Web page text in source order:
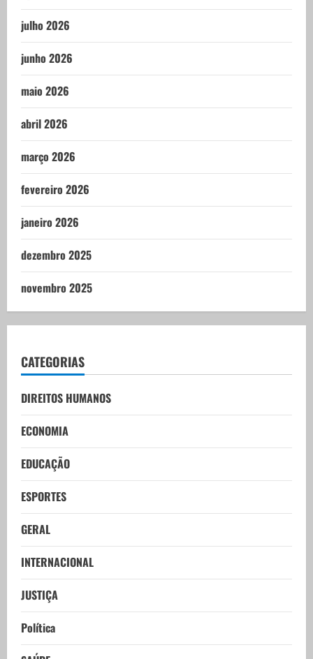
julho 2026
junho 2026
maio 2026
abril 2026
março 2026
fevereiro 2026
janeiro 2026
dezembro 2025
novembro 2025
CATEGORIAS
DIREITOS HUMANOS
ECONOMIA
EDUCAÇÃO
ESPORTES
GERAL
INTERNACIONAL
JUSTIÇA
Política